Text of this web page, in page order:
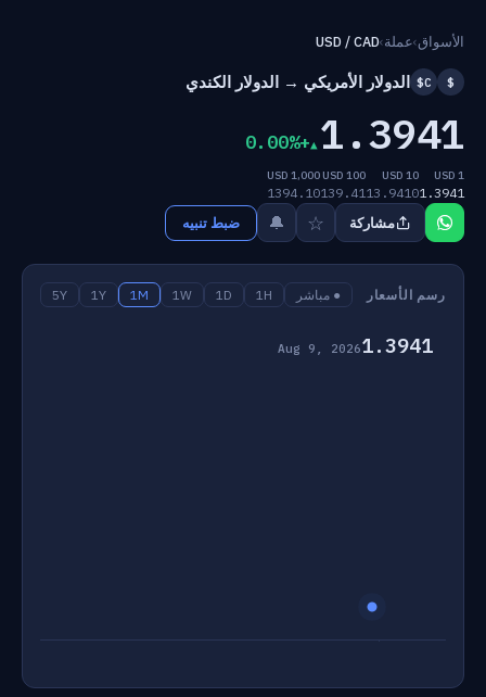
الأسواق›عملة›
USD / CAD
$
C$ الدولار الأمريكي → الدولار الكندي
1.3941
+0.00%
1 USD
1.3941
10 USD
13.9410
100 USD
139.41
1,000 USD
1394.10
مشاركة ☆
🔔 ضبط تنبيه
رسم الأسعار ● مباشر 1H
1D
1W
1M
1Y
5Y
1.3941
Aug 9, 2026